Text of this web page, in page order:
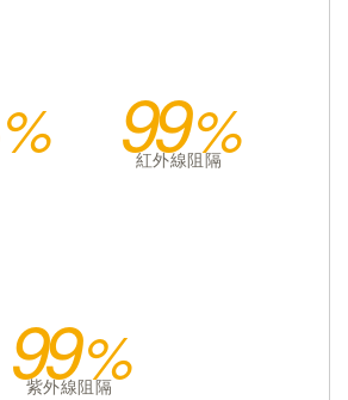
99
紅外線阻隔
99
紫外線阻隔